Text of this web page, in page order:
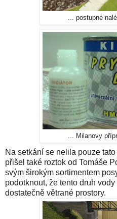
... postupné
... Milanovy
Na setkání se nelila pouze
přišel také roztok od Tomáše
svým širokým sortimentem
podotknout, že tento druh
dostatečně větrané prostory.